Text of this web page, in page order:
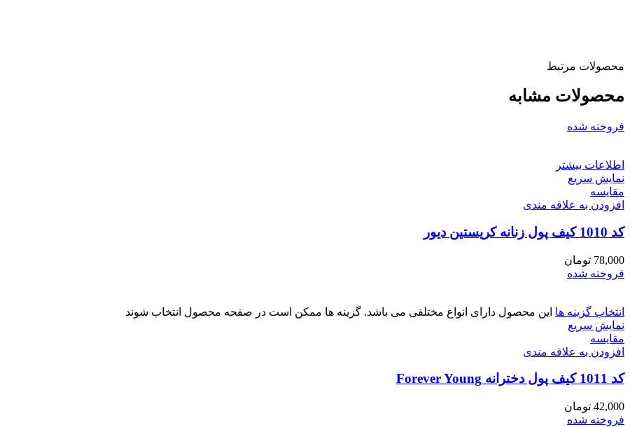
محصولات مرتبط
محصولات مشابه
فروخته شده
اطلاعات بیشتر
نمایش سریع
مقايسه
افزودن به علاقه مندی
کد 1010 کیف پول زنانه کریستین دیور
78,000 تومان
فروخته شده
انتخاب گزینه ها این محصول دارای انواع مختلفی می باشد. گزینه ها ممکن است در صفحه محصول انتخاب شوند
نمایش سریع
مقايسه
افزودن به علاقه مندی
کد 1011 کیف پول دخترانه Forever Young
42,000 تومان
فروخته شده